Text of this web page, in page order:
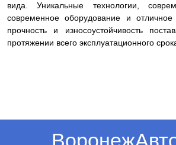
вида. Уникальные технологии,
современное оборудование и отличное
прочность и износоустойчивость
протяжении всего эксплуатационного